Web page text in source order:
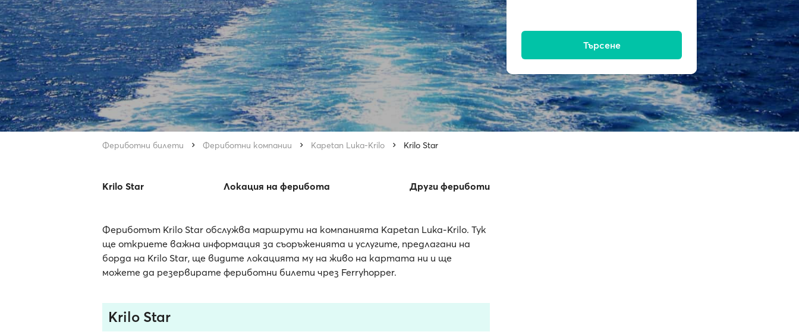
Фериботни билети Фериботни компании Kapetan Luka-Krilo Krilo Star
Krilo Star Локация на ферибота Други фериботи
Фериботът Krilo Star обслужва маршрути на компанията Kapetan Luka-Krilo. Тук
ще откриете важна информация за съоръженията и услугите, предлагани на
борда на Krilo Star, ще видите локацията му на живо на картата ни и ще
можете да резервирате фериботни билети чрез Ferryhopper.
Krilo Star
Търсене